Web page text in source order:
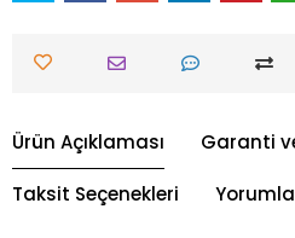
Ürün Açıklaması Garanti
Taksit Seçenekleri